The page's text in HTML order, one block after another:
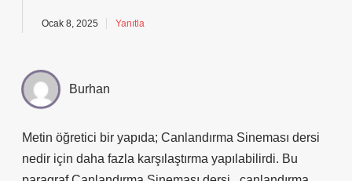
Ocak 8, 2025 Yanıtla
Burhan
Metin öğretici bir yapıda; Canlandırma Sineması dersi
nedir için daha fazla karşılaştırma yapılabilirdi. Bu